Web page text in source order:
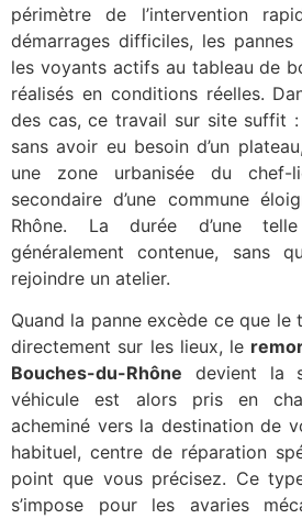
périmètre de l’intervention
démarrages difficiles, les pannes
les voyants actifs au tableau de
réalisés en conditions réelles.
des cas, ce travail sur site suffit
sans avoir eu besoin d’un
une zone urbanisée du
secondaire d’une commune
Rhône. La durée d’une
généralement contenue, sans
rejoindre un atelier.
Quand la panne excède ce que
directement sur les lieux, le
Bouches-du-Rhône devient la
véhicule est alors pris en
acheminé vers la destination de
habituel, centre de réparation
point que vous précisez. Ce
s’impose pour les avaries